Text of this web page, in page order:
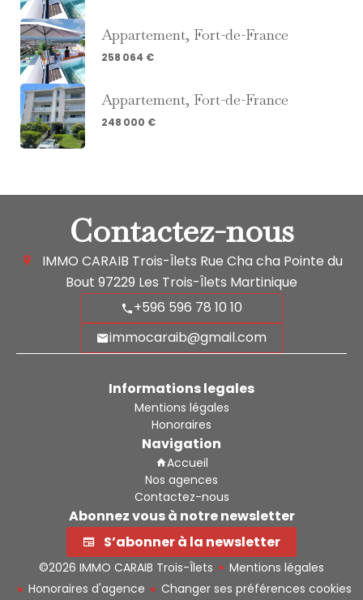
Appartement, Fort-de-France
258 064 €
Appartement, Fort-de-France
248 000 €
Contactez-nous
IMMO CARAIB Trois-Îlets Rue Cha cha Pointe du
Bout 97229 Les Trois-Îlets Martinique
+596 596 78 10 10
immocaraib@gmail.com
Informations legales
Mentions légales
Honoraires
Navigation
Accueil
Nos agences
Contactez-nous
Abonnez vous à notre newsletter
S’abonner à la newsletter
©2026 IMMO CARAIB Trois-Îlets
Mentions légales
Honoraires d'agence
Changer ses préférences cookies